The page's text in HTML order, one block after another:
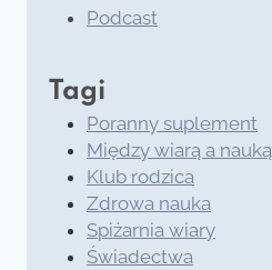
Podcast
Tagi
Poranny suplement
Między wiarą a nauką
Klub rodzica
Zdrowa nauka
Spiżarnia wiary
Świadectwa